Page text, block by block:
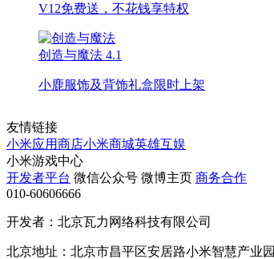
V12免费送，不花钱享特权
创造与魔法 4.1
小鹿服饰及背饰礼盒限时上架
友情链接
小米应用商店小米商城英雄互娱
小米游戏中心
开发者平台 微信公众号 微博主页 商务合作
010-60606666
开发者：北京瓦力网络科技有限公司
北京地址：北京市昌平区安居路小米智慧产业园